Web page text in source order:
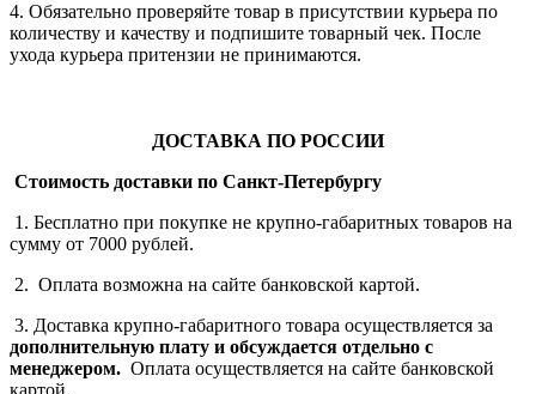
4. Обязательно проверяйте товар в присутствии курьера по
количеству и качеству и подпишите товарный чек. После
ухода курьера притензии не принимаются.
ДОСТАВКА ПО РОССИИ
Стоимость доставки по Санкт-Петербургу
1. Бесплатно при покупке не крупно-габаритных товаров на
сумму от 7000 рублей.
2. Оплата возможна на сайте банковской картой.
3. Доставка крупно-габаритного товара осуществляется за
дополнительную плату и обсуждается отдельно с
менеджером. Оплата осуществляется на сайте банковской